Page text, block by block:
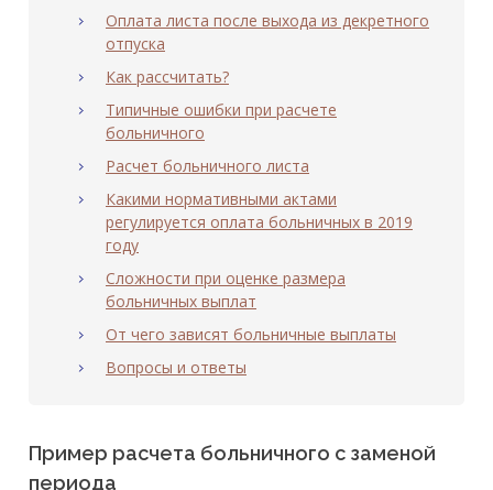
Оплата листа после выхода из декретного
отпуска
Как рассчитать?
Типичные ошибки при расчете
больничного
Расчет больничного листа
Какими нормативными актами
регулируется оплата больничных в 2019
году
Сложности при оценке размера
больничных выплат
От чего зависят больничные выплаты
Вопросы и ответы
Пример расчета больничного с заменой
периода